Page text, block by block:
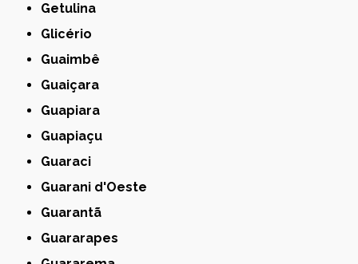
Getulina
Glicério
Guaimbê
Guaiçara
Guapiara
Guapiaçu
Guaraci
Guarani d'Oeste
Guarantã
Guararapes